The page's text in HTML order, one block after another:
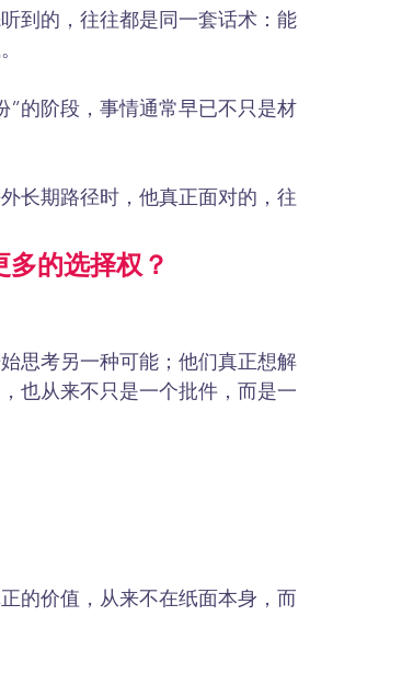
到的，往往都是同一套话术：能
的阶段，事情通常早已不只是材
长期路径时，他真正面对的，往
的选择权？
思考另一种可能；他们真正想解
也从来不只是一个批件，而是一
的价值，从来不在纸面本身，而